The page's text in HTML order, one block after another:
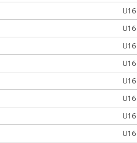
U16
U16
U16
U16
U16
U16
U16
U16